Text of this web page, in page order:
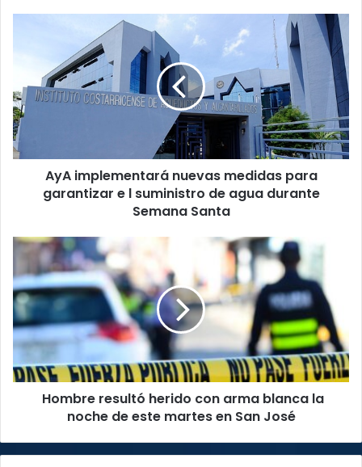
medidas
para
garantizar
e
l
suministro
Santa
AyA implementará nuevas medidas para
garantizar e l suministro de agua durante
Semana Santa
Hombre
resultó
herido
con
arma
blanca
noche
de
Hombre resultó herido con arma blanca la
noche de este martes en San José